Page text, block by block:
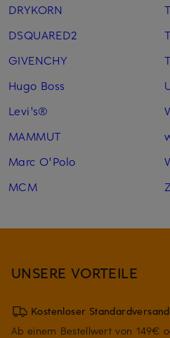
DRYKORN
DSQUARED2
GIVENCHY
Hugo Boss
Levi's®
MAMMUT
Marc O'Polo
MCM
UNSERE VORTEILE
Kostenloser
Ab einem Bestellwert von 149€